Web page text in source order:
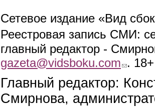
Сетевое издание «Вид
Реестровая запись СМИ:
главный редактор -
gazeta@vidsboku.com (link sends e-
. 18+
Главный редактор:
Смирнова,